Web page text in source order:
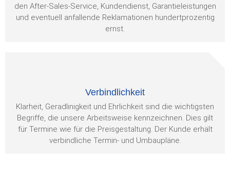
den After-Sales-Service, Kundendienst, Garantieleistungen
und eventuell anfallende Reklamationen hundertprozentig
ernst.
Verbindlichkeit
Klarheit, Geradlinigkeit und Ehrlichkeit sind die wichtigsten
Begriffe, die unsere Arbeitsweise kennzeichnen. Dies gilt
für Termine wie für die Preisgestaltung. Der Kunde erhält
verbindliche Termin- und Umbaupläne.